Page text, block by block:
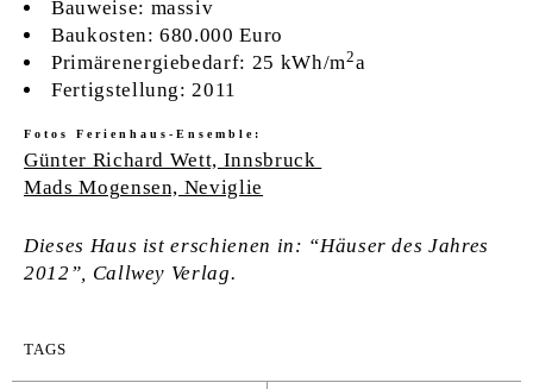
Bauweise: massiv
Baukosten: 680.000 Euro
Primärenergiebedarf: 25 kWh/m2a
Fertigstellung: 2011
FotosFerienhaus-Ensemble :
Günter Richard Wett, Innsbruck
Mads Mogensen, Neviglie
Dieses Haus ist erschienen in: “Häuser des Jahres
2012”, Callwey Verlag.
TAGS